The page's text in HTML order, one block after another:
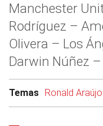
Manchester
Rodríguez –
Olivera – Los
Darwin Núñez
Temas Ronald Araújo